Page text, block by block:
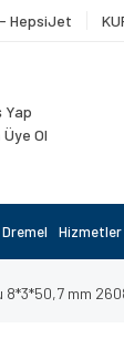
HepsiJet
Yap
Üye Ol
Dremel Hizmetler
8*3*50,7 mm